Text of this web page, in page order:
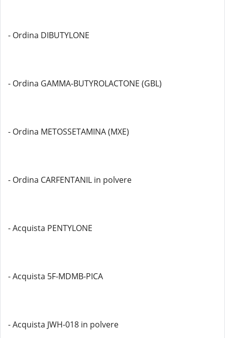
- Ordina DIBUTYLONE
- Ordina GAMMA-BUTYROLACTONE (GBL)
- Ordina METOSSETAMINA (MXE)
- Ordina CARFENTANIL in polvere
- Acquista PENTYLONE
- Acquista 5F-MDMB-PICA
- Acquista JWH-018 in polvere